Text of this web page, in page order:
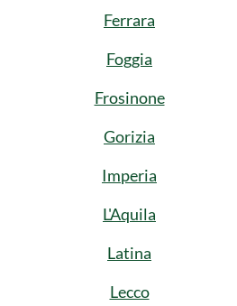
Ferrara
Foggia
Frosinone
Gorizia
Imperia
L'Aquila
Latina
Lecco